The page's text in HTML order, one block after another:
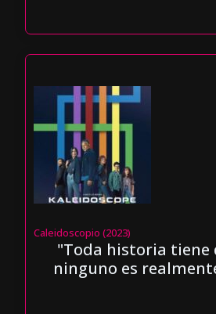
Caleidoscopio (2023)
"Toda historia tiene
ninguno es